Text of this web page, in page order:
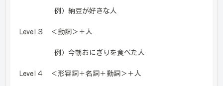
例）納豆が好きな人
Level３ ＜動詞＞＋人
例）今朝おにぎりを食べた人
Level４ ＜形容詞＋名詞＋動詞＞＋人